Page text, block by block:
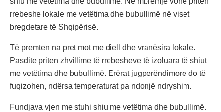
rrebeshe lokale me vetëtima dhe bubullimë në viset
bregdetare të Shqipërisë.
Të premten na pret mot me diell dhe vranësira lokale.
Pasdite priten zhvillime të rrebesheve të izoluara të shiut
me vetëtima dhe bubullimë. Erërat jugperëndimore do të
fuqizohen, ndërsa temperaturat pa ndonjë ndryshim.
Fundjava vjen me stuhi shiu me vetëtima dhe bubullimë.